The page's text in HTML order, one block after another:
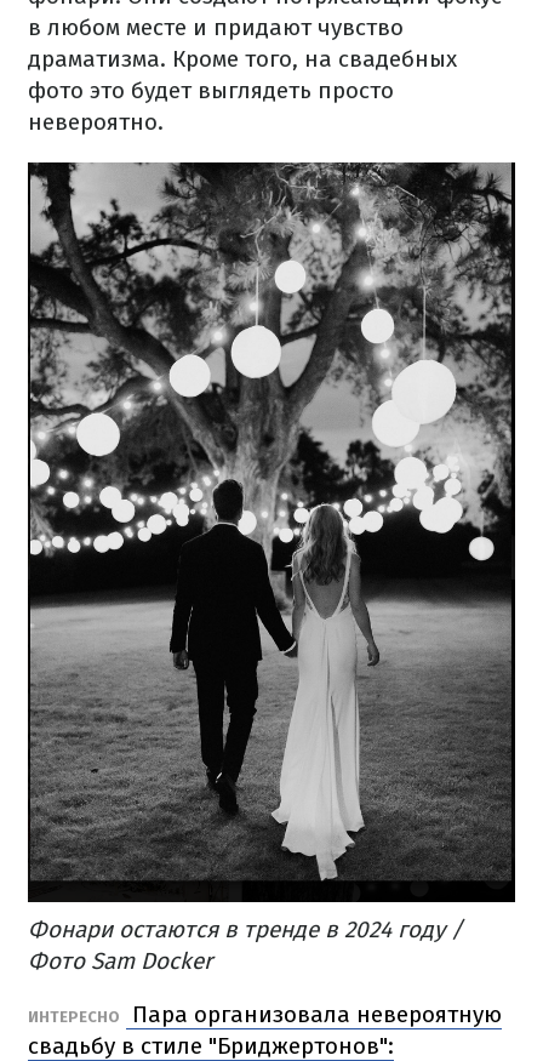
в любом месте и придают чувство
драматизма. Кроме того, на свадебных
фото это будет выглядеть просто
невероятно.
Фонари остаются в тренде в 2024 году /
Фото Sam Docker
ИНТЕРЕСНО
Пара организовала невероятную
свадьбу в стиле "Бриджертонов":